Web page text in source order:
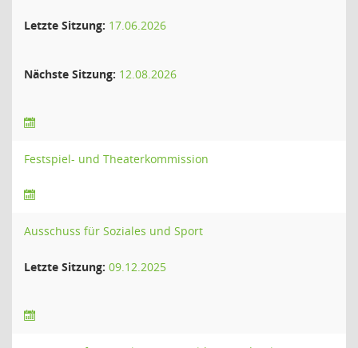
Letzte Sitzung: 17.06.2026
Nächste Sitzung: 12.08.2026
Festspiel- und Theaterkommission
Ausschuss für Soziales und Sport
Letzte Sitzung: 09.12.2025